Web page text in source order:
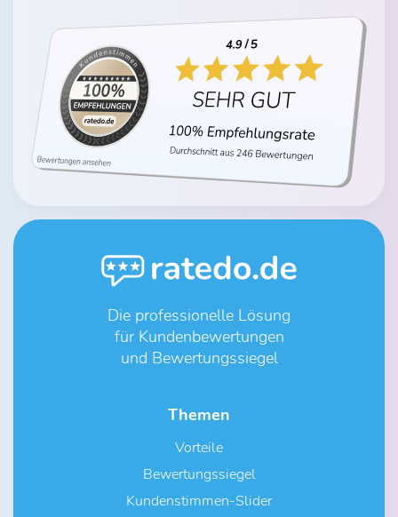
Die professionelle Lösung
für Kundenbewertungen
und Bewertungssiegel
Themen
Vorteile
Bewertungssiegel
Kundenstimmen-Slider